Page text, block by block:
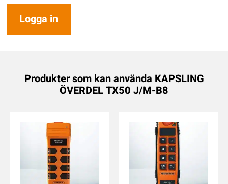
Logga in
Produkter som kan använda KAPSLING
ÖVERDEL TX50 J/M-B8